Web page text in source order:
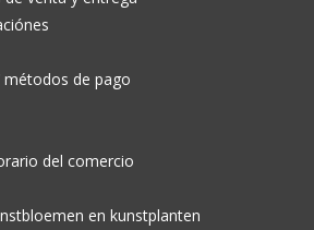
de pago
del comercio
en kunstplanten